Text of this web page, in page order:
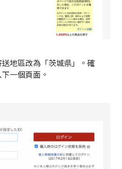
地區改為「茨城県」。確
一個頁面。